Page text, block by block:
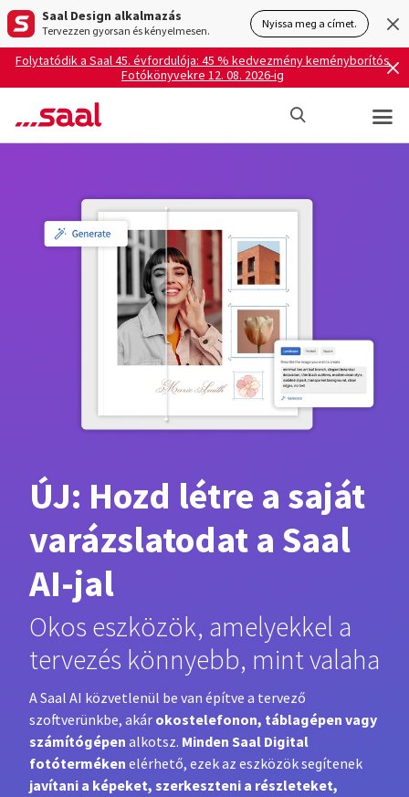
Saal Design alkalmazás
Tervezzen gyorsan és kényelmesen. Nyissa meg a címet.
Folytatódik a Saal 45. évfordulója: 45 % kedvezmény keményborítós
Fotókönyvekre 12. 08. 2026-ig
ÚJ: Hozd létre a saját
varázslatodat a Saal
AI-jal
Okos eszközök, amelyekkel a
tervezés könnyebb, mint valaha
A Saal AI közvetlenül be van építve a tervező
szoftverünkbe, akár okostelefonon, táblagépen vagy
számítógépen alkotsz. Minden Saal Digital
fotóterméken elérhető, ezek az eszközök segítenek
javítani a képeket, szerkeszteni a részleteket,